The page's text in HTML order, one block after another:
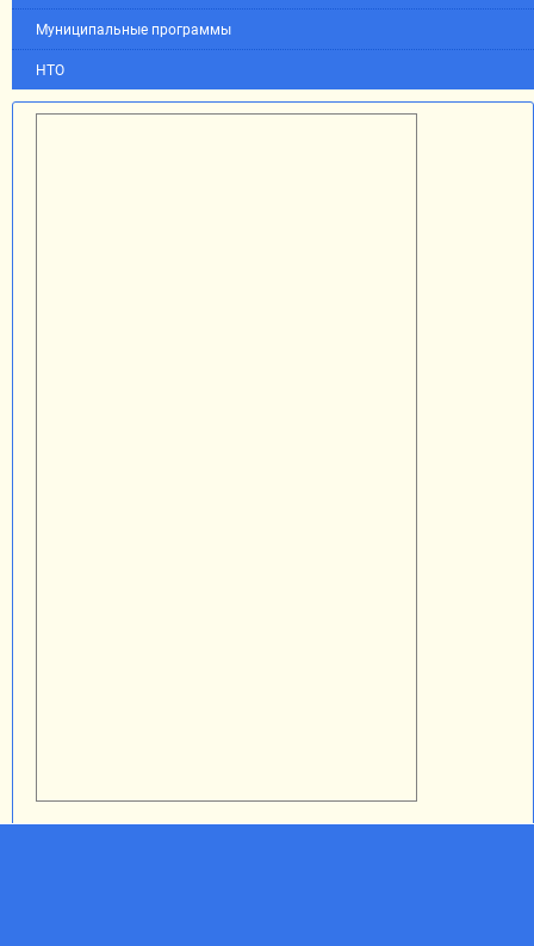
Муниципальные программы
НТО